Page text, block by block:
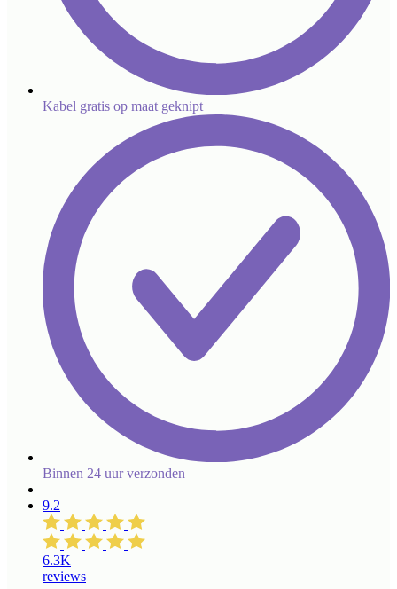
Kabel gratis op maat geknipt
Binnen 24 uur verzonden
9.2
6.3K
reviews